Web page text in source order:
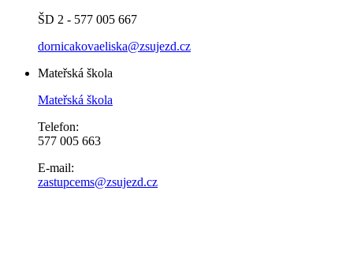
ŠD 2 - 577 005 667
dornicakovaeliska@zsujezd.cz
Mateřská škola
Mateřská škola
Telefon:
577 005 663
E-mail:
zastupcems@zsujezd.cz